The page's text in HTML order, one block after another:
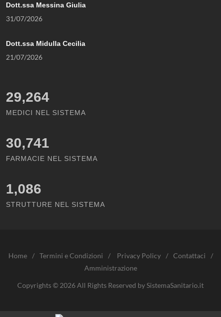
Dott.ssa Messina Giulia
31/07/2026
Dott.ssa Midulla Cecilia
21/07/2026
29,264
MEDICI NEL SISTEMA
30,741
FARMACIE NEL SISTEMA
1,086
STRUTTURE NEL SISTEMA
Home / Termini e Condizioni / Privacy Policy / Contattaci
/
Amministrazione
Copyrights © 2026 All Rights Reserved by SistemaSanitario.it